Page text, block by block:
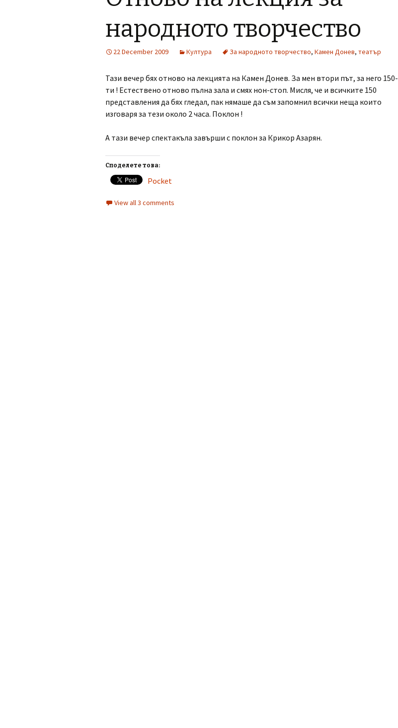
народното творчество
22 December 2009 Култура За народното творчество, Камен Донев, театър
Тази вечер бях отново на лекцията на Камен Донев. За мен втори път, за него 150-
ти ! Естествено отново пълна зала и смях нон-стоп. Мисля, че и всичките 150
представления да бях гледал, пак нямаше да съм запомнил всички неща които
изговаря за тези около 2 часа. Поклон !
А тази вечер спектакъла завърши с поклон за Крикор Азарян.
Споделете това:
Pocket
View all 3 comments